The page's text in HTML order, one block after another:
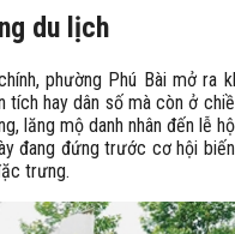
du lịch
phường Phú Bài mở ra
hay dân số mà còn ở
lăng mộ danh nhân đến lễ
đang đứng trước cơ hội
trưng.